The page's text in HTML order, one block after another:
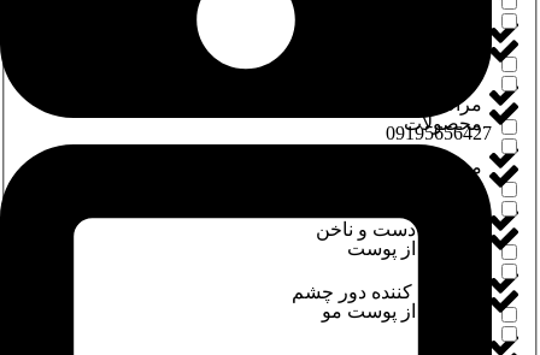
مراقبت چشم و ابرو
مراقبت دست
مراقبت دست و ناخن
مرطوب کننده دور چشم
محصولات
محصولات جادویی
مراقبت از پوست
مراقبت از پوست مو
‭09195656427